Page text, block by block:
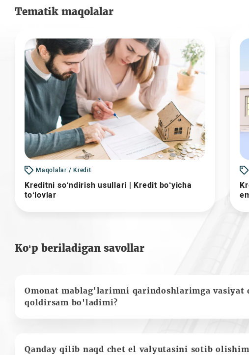
Tematik maqolalar
Maqolalar / Kredit
Kreditni so‘ndirish usullari | Kredit bo‘yicha
to‘lovlar
Ko‘p beriladigan savollar
Omonat mablag'larimni qarindoshlarimga vasiyat
qoldirsam bo'ladimi?
Qanday qilib naqd chet el valyutasini sotib olishim